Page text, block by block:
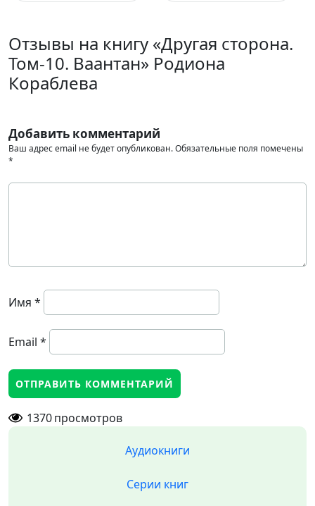
Отзывы на книгу «Другая сторона.
Том-10. Ваантан» Родиона
Кораблева
Добавить комментарий
Ваш адрес email не будет опубликован.Обязательные поля помечены
*
Имя *
Email *
1370просмотров
Аудиокниги
Серии книг